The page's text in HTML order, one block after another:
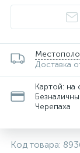
Доставка
Картой: на
Черепаха
Код товара: